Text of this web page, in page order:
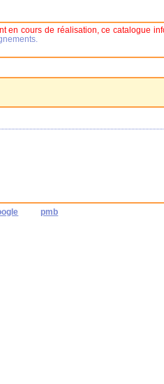
pmb
en cours de réalisation, ce catalogue